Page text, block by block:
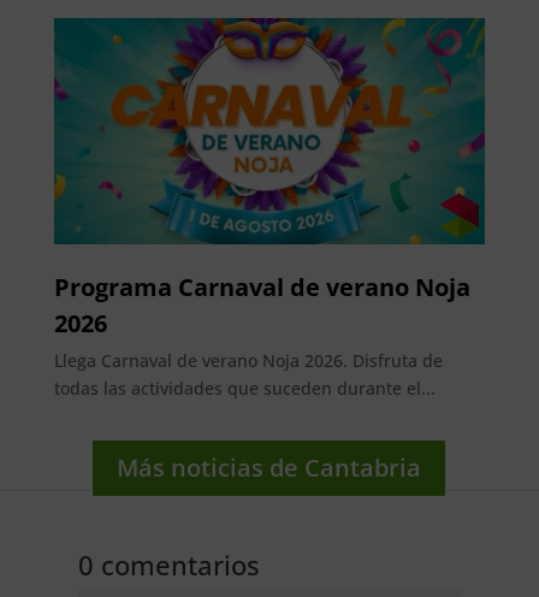
Programa Carnaval de verano Noja
2026
Llega Carnaval de verano Noja 2026. Disfruta de
todas las actividades que suceden durante el...
Más noticias de Cantabria
0 comentarios